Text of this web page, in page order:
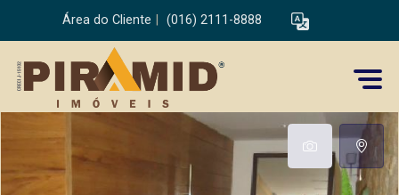
Área do Cliente (016) 2111-8888